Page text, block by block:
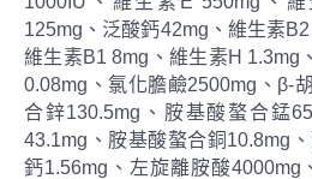
125mg、泛酸鈣42mg、維生素
維生素B1 8mg、維生素H 1.3mg
0.08mg、氯化膽鹼2500mg、β-
合鋅130.5mg、胺基酸螯合錳
43.1mg、胺基酸螯合銅10.8mg
鈣1.56mg、左旋離胺酸4000mg